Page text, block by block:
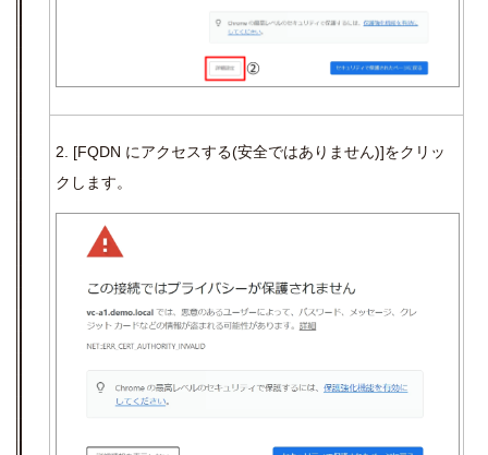
2. [FQDN にアクセスする(安全ではありません)]をクリッ
クします。